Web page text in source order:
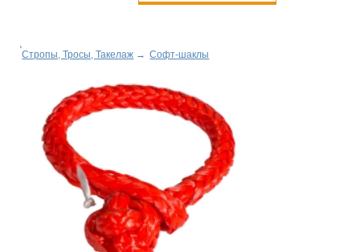
Стропы, Тросы, Такелаж → Софт-шаклы